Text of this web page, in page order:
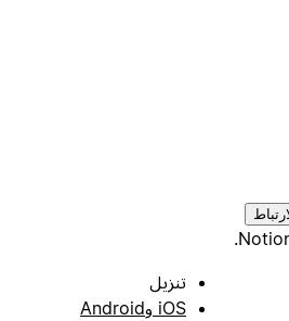
تنزيل
iOS وAndroid